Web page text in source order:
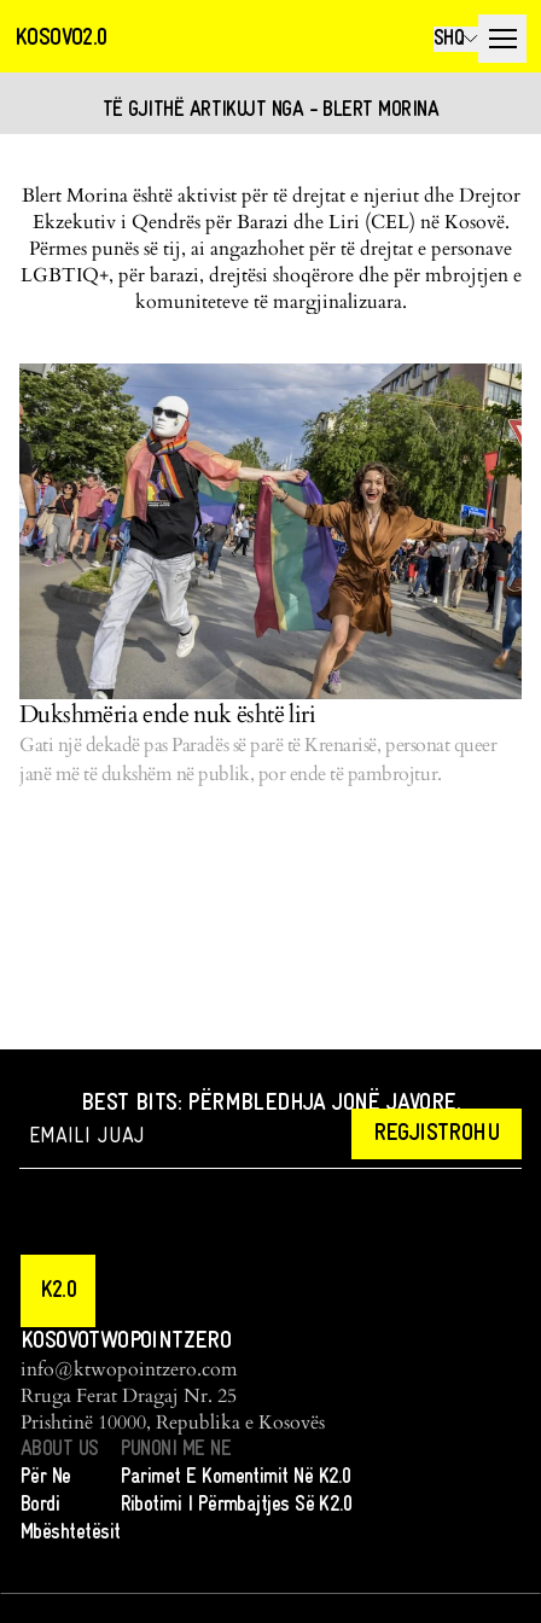
KOSOVO2.0 SHQ
TË GJITHË ARTIKUJT NGA - BLERT MORINA
Blert Morina është aktivist për të drejtat e njeriut dhe Drejtor
Ekzekutiv i Qendrës për Barazi dhe Liri (CEL) në Kosovë.
Përmes punës së tij, ai angazhohet për të drejtat e personave
LGBTIQ+, për barazi, drejtësi shoqërore dhe për mbrojtjen e
komuniteteve të margjinalizuara.
Dukshmëria ende nuk është liri
Gati një dekadë pas Paradës së parë të Krenarisë, personat queer
janë më të dukshëm në publik, por ende të pambrojtur.
BEST BITS: PËRMBLEDHJA JONË JAVORE.
REGJISTROHU
K2.0
KOSOVOTWOPOINTZERO
info@ktwopointzero.com
Rruga Ferat Dragaj Nr. 25
Prishtinë 10000, Republika e Kosovës
ABOUT US
Për Ne
Bordi
Mbështetësit
PUNONI ME NE
Parimet E Komentimit Në K2.0
Ribotimi I Përmbajtjes Së K2.0